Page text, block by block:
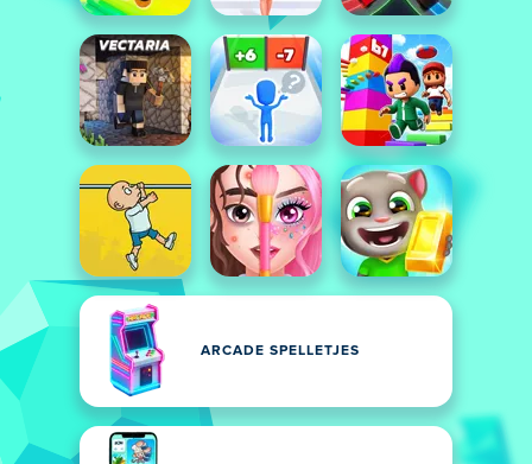
ARCADE SPELLETJES